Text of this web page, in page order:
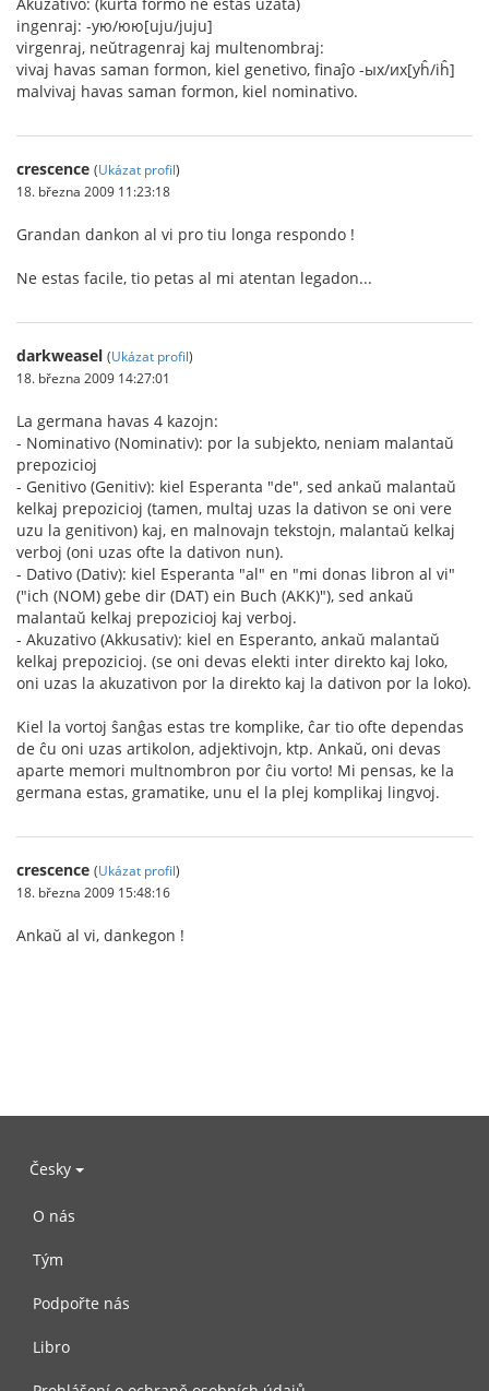
ingenraj: -ую/юю[uju/juju]
virgenraj, neŭtragenraj kaj multenombraj:
vivaj havas saman formon, kiel genetivo, finaĵo -ых/их[yĥ/iĥ]
malvivaj havas saman formon, kiel nominativo.
crescence (Ukázat profil)
18. března 2009 11:23:18
Grandan dankon al vi pro tiu longa respondo !
Ne estas facile, tio petas al mi atentan legadon...
darkweasel (Ukázat profil)
18. března 2009 14:27:01
La germana havas 4 kazojn:
- Nominativo (Nominativ): por la subjekto, neniam malantaŭ
prepozicioj
- Genitivo (Genitiv): kiel Esperanta "de", sed ankaŭ malantaŭ
kelkaj prepozicioj (tamen, multaj uzas la dativon se oni vere
uzu la genitivon) kaj, en malnovajn tekstojn, malantaŭ kelkaj
verboj (oni uzas ofte la dativon nun).
- Dativo (Dativ): kiel Esperanta "al" en "mi donas libron al vi"
("ich (NOM) gebe dir (DAT) ein Buch (AKK)"), sed ankaŭ
malantaŭ kelkaj prepozicioj kaj verboj.
- Akuzativo (Akkusativ): kiel en Esperanto, ankaŭ malantaŭ
kelkaj prepozicioj. (se oni devas elekti inter direkto kaj loko,
oni uzas la akuzativon por la direkto kaj la dativon por la loko).
Kiel la vortoj ŝanĝas estas tre komplike, ĉar tio ofte dependas
de ĉu oni uzas artikolon, adjektivojn, ktp. Ankaŭ, oni devas
aparte memori multnombron por ĉiu vorto! Mi pensas, ke la
germana estas, gramatike, unu el la plej komplikaj lingvoj.
crescence (Ukázat profil)
18. března 2009 15:48:16
Ankaŭ al vi, dankegon !
Česky
O nás
Tým
Podpořte nás
Libro